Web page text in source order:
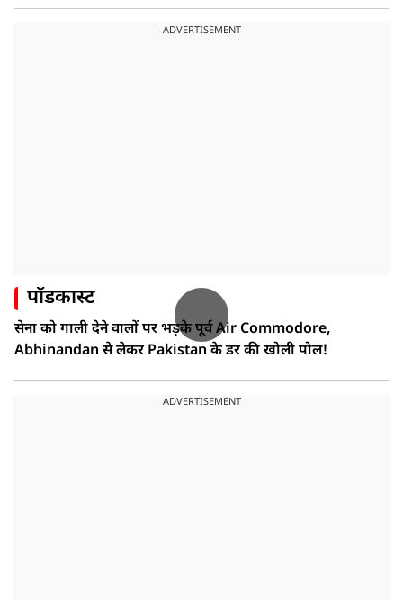
ADVERTISEMENT
पॉडकास्ट
सेना को गाली देने वालों पर भड़के पूर्व Air Commodore,
Abhinandan से लेकर Pakistan के डर की खोली पोल!
ADVERTISEMENT